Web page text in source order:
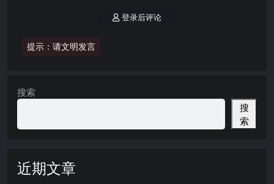
提示：请文明发言
登录后评论
搜索
搜
索
近期文章